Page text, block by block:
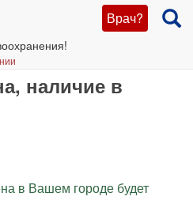
Врач?
наличие в
в Вашем городе будет